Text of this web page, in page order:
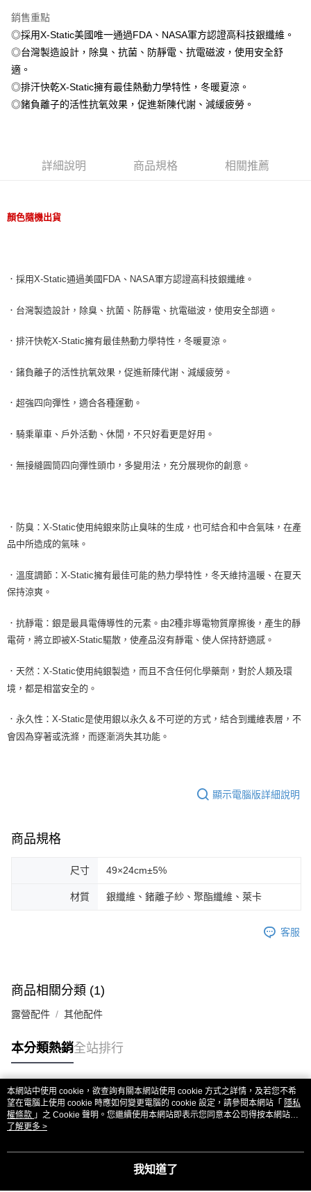
AFTEE先享後付
相關說明
【關於「AFTEE先享後付」】
AFTEE先享後付是「在收到商品之後才付款」的支付方式。 讓您購物簡單
便利好安心！
１．簡單：不需註冊會員、不需綁卡、不需儲值。
２．便利：只要手機號碼，簡訊認證，即可結帳。
結帳頁面，進行簡訊認證並確認金額後，即可完成結帳。
※ 請注意：結帳手續完成當下不需立刻繳費，但若您需要取消訂單，請聯絡
客戶支援中心」https://netprotections.freshdesk.com/support/home
１．透過由恩沛科技股份有限公司提供之「AFTEE先享後付」服務完成之交
權轉讓予恩沛科技股份有限公司。
３．未成年的使用者請事先徵得法定代理人或監護人之同意方可使用
任。
時審查核予不同之上限額度；若仍有額度不足之情形，本公司將視審查結果
請求用戶進行身份認證。
恩沛科技股份有限公司將有權停止該用戶之使用額度並採取法律行動。
ATM付款
銷售重點
◎採用X-Static美國唯一通過FDA、NASA軍方認證高科技銀纖維。
◎台灣製造設計，除臭、抗菌、防靜電、抗電磁波，使用安全舒
適。
◎排汗快乾X-Static擁有最佳熱動力學特性，冬暖夏涼。
◎鍺負離子的活性抗氧效果，促進新陳代謝、減緩疲勞。
詳細說明 商品規格 相關推薦
顏色隨機出貨
．採用X-Static通過美國FDA、NASA軍方認證高科技銀纖維。
． 台灣製造設計，除臭、抗菌、防靜電、抗電磁波，使用安全部適。
． 排汗快乾X-Static擁有最佳熱動力學特性，冬暖夏涼。
． 鍺負離子的活性抗氧效果，促進新陳代謝、減緩疲勞。
． 超強四向彈性，適合各種運動。
． 騎乘單車、戶外活動、休閒，不只好看更是好用。
． 無接縫圓筒四向彈性頭巾，多變用法，充分展現你的創意。
． 防臭：X-Static使用純銀來防止臭味的生成，也可結合和中合氣味，在產
品中所造成的氣味。
． 溫度調節：X-Static擁有最佳可能的熱力學特性，冬天維持溫暖、在夏天
保持涼爽。
． 抗靜電：銀是最具電傳導性的元素。由2種非導電物質摩擦後，產生的靜
電荷，將立即被X-Static驅散，使產品沒有靜電、使人保持舒適感。
． 天然：X-Static使用純銀製造，而且不含任何化學藥劑，對於人類及環
境，都是相當安全的。
． 永久性：X-Static是使用銀以永久＆不可逆的方式，結合到纖維表層，不
會因為穿著或洗滌，而逐漸消失其功能。
顯示電腦版詳細說明
商品規格
尺寸 49×24cm±5%
材質 銀纖維、鍺離子紗、聚酯纖維、萊卡
客服
商品相關分類 (1)
露營配件 其他配件
本分類熱銷全站排行
熱門標籤
本網站中使用 cookie，欲查詢有關本網站使用 cookie 方式之詳情，及若您不希
望在電腦上使用 cookie 時應如何變更電腦的 cookie 設定，請參閱本網站「 隱私
權條款 」之 Cookie 聲明。您繼續使用本網站即表示您同意本公司得按本網站使
用條款之 Cookie 聲明使用 cookie。
了解更多 >
我知道了